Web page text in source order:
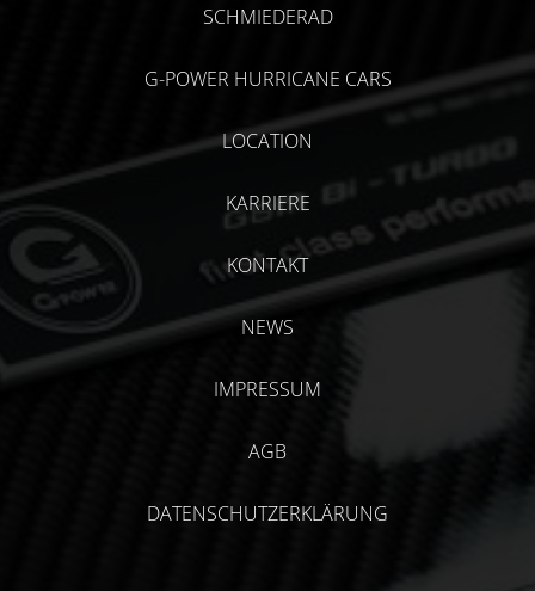
SCHMIEDERAD
G-POWER HURRICANE CARS
LOCATION
KARRIERE
KONTAKT
NEWS
IMPRESSUM
AGB
DATENSCHUTZERKLÄRUNG